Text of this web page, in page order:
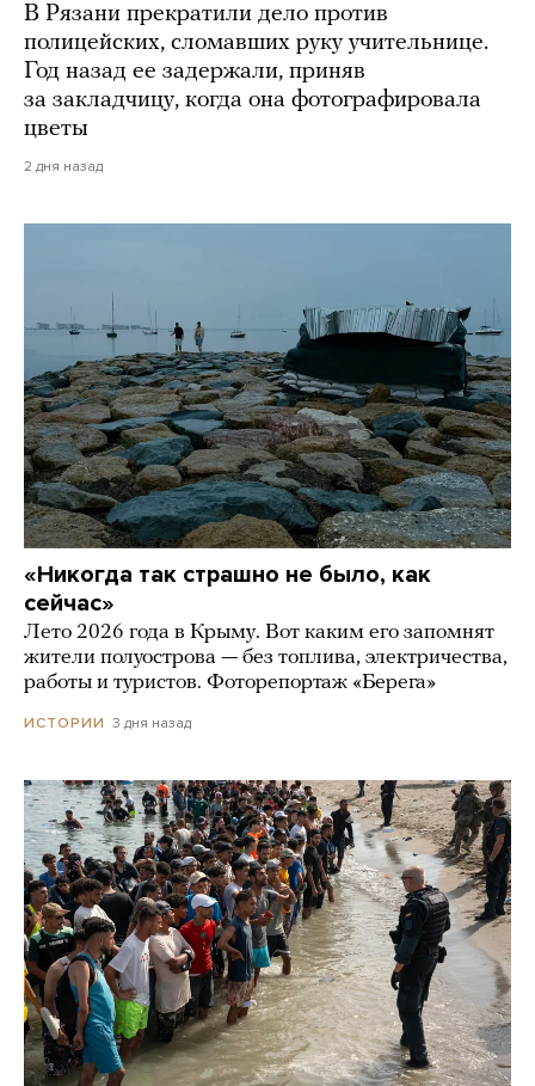
В Рязани прекратили дело против
полицейских, сломавших руку учительнице.
Год назад ее задержали, приняв
за закладчицу, когда она фотографировала
цветы
2 дня назад
«Никогда так страшно не было, как
сейчас»
Лето 2026 года в Крыму. Вот каким его запомнят
жители полуострова — без топлива, электричества,
работы и туристов. Фоторепортаж «Берега»
ИСТОРИИ 3 дня назад